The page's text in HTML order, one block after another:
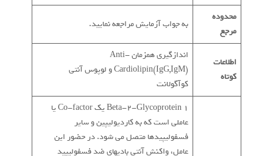
محدوده
مرجع
به جواب آزمایش مراجعه نمایید.
اطلاعات
کوتاه
اندازگیری همزمان Anti-
Cardiolipin(IgG,IgM) و لوپوس آنتی
کوآگولانت
Beta-2-Glycoprotein 1 یک Co-factor یا
عاملی است که به کاردیولیپین و سایر
فسفولیپیدها متصل می شود. در حضور این
عامل، واکنش آنتی بادیهای ضد فسفولیپید